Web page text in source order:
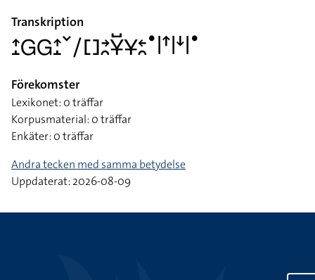
Transkription
􌤴􌤸􌤦􌤦􌤴􌤸􌥧􌥠􌤓􌥔􌥘􌥃􌤹􌥃􌥓􌥘􌤟􌥼􌦃􌥼􌦄􌥼􌤟
Förekomster
Lexikonet: 0 träffar
Korpusmaterial: 0 träffar
Enkäter: 0 träffar
Andra tecken med samma betydelse
Uppdaterat: 2026-08-09